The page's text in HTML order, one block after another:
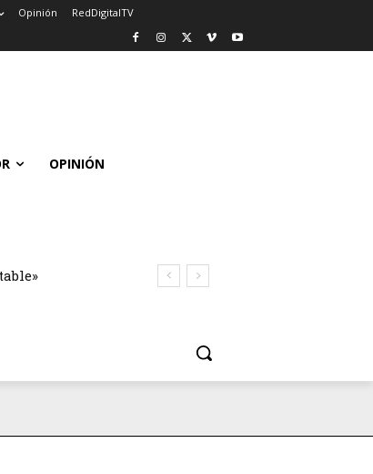
Opinión RedDigitalTV
OPINIÓN